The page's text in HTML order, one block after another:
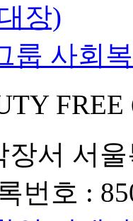
장)
룹 사회
FREE
장서 서
번호 :